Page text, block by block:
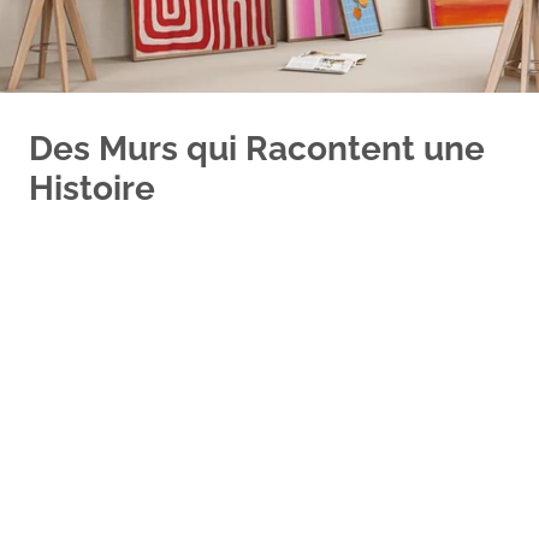
Des Murs qui Racontent une
Histoire